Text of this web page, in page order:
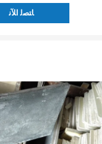
ﺎﺘﺼﻟ ﺍﻶﻧ